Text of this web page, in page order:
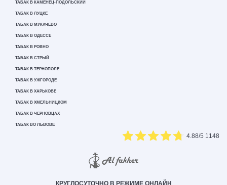
ТАБАК В КАМЕНЕЦ-ПОДОЛЬСКИЙ
ТАБАК В ЛУЦКЕ
ТАБАК В МУКАЧЕВО
ТАБАК В ОДЕССЕ
ТАБАК В РОВНО
ТАБАК В СТРЫЙ
ТАБАК В ТЕРНОПОЛЕ
ТАБАК В УЖГОРОДЕ
ТАБАК В ХАРЬКОВЕ
ТАБАК В ХМЕЛЬНИЦКОМ
ТАБАК В ЧЕРНОВЦАХ
ТАБАК ВО ЛЬВОВЕ
4.88/5 1148
КРУГЛОСУТОЧНО В РЕЖИМЕ ОНЛАЙН